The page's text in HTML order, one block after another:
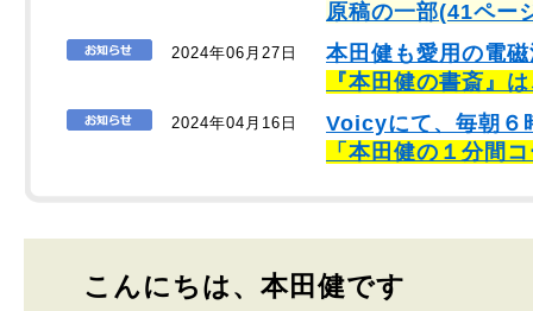
原稿の一部(41ペー
2024年06月27日
本田健も愛用の電
『本田健の書斎』
2024年04月16日
Voicyにて、毎朝６
「本田健の１分間
こんにちは、本田健です